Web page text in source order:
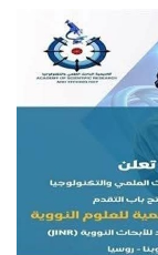
الدراسات العليا
الموظفون
الزائـرون